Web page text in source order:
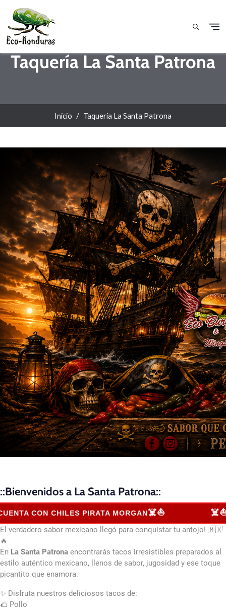
Taquería La Santa Patrona
Inicio Taquería La Santa Patrona
::Bienvenidos a La Santa Patrona::
CON CHILES PIRATA MORGAN☠️⛵ ☠️⛵
El verdadero sabor mexicano llegó para conquistar tu antojo! 🇲🇽
🔥
En La Santa Patrona encontrarás tacos irresistibles preparados al
estilo auténtico mexicano, llenos de sabor, jugosidad y ese toque
picantito que enamora.
✨ Disfruta nuestros deliciosos tacos de:
🌮 Pollo